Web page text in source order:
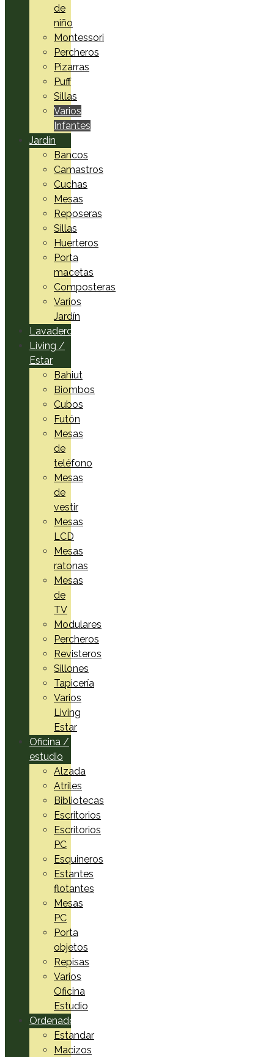
de
niño
Montessori
Percheros
Pizarras
Puff
Sillas
Varios
Infantes
Jardín
Bancos
Camastros
Cuchas
Mesas
Reposeras
Sillas
Huerteros
Porta
macetas
Composteras
Varios
Jardín
Lavadero
Living /
Estar
Bahiut
Biombos
Cubos
Futón
Mesas
de
teléfono
Mesas
de
vestir
Mesas
LCD
Mesas
ratonas
Mesas
de
TV
Modulares
Percheros
Revisteros
Sillones
Tapicería
Varios
Living
Estar
Oficina /
estudio
Alzada
Atriles
Bibliotecas
Escritorios
Escritorios
PC
Esquineros
Estantes
flotantes
Mesas
PC
Porta
objetos
Repisas
Varios
Oficina
Estudio
Ordenadores
Estandar
Macizos